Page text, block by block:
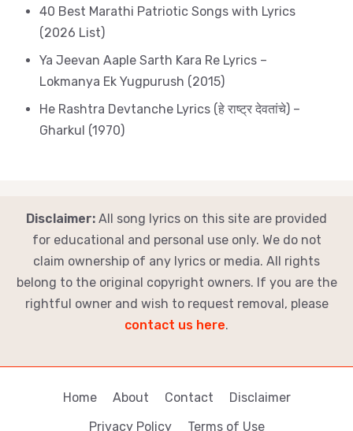
40 Best Marathi Patriotic Songs with Lyrics
(2026 List)
Ya Jeevan Aaple Sarth Kara Re Lyrics –
Lokmanya Ek Yugpurush (2015)
He Rashtra Devtanche Lyrics (हे राष्ट्र देवतांचे) –
Gharkul (1970)
Disclaimer: All song lyrics on this site are provided
for educational and personal use only. We do not
claim ownership of any lyrics or media. All rights
belong to the original copyright owners. If you are the
rightful owner and wish to request removal, please
contact us here.
Home About Contact
Disclaimer
Privacy Policy
Terms of Use